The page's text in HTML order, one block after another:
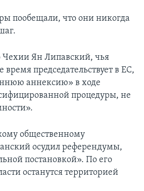
пообещали, что они никогда
Ян Липавский, чья
время председательствует в ЕС,
аннексию» в ходе
процедуры, не
общественному
осудил референдумы,
постановкой». По его
останутся территорией